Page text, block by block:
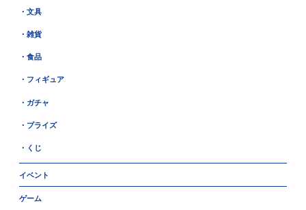
・文具
・雑貨
・食品
・フィギュア
・ガチャ
・プライズ
・くじ
イベント
ゲーム